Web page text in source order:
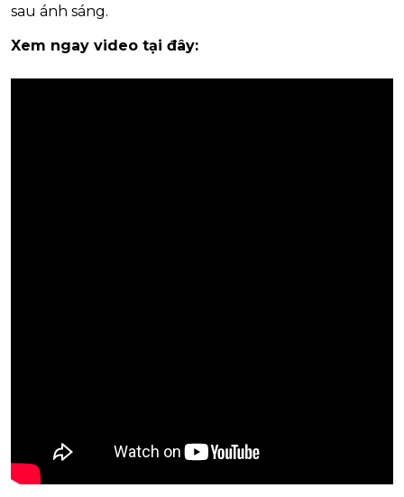
sau ánh sáng.
Xem ngay video tại đây: